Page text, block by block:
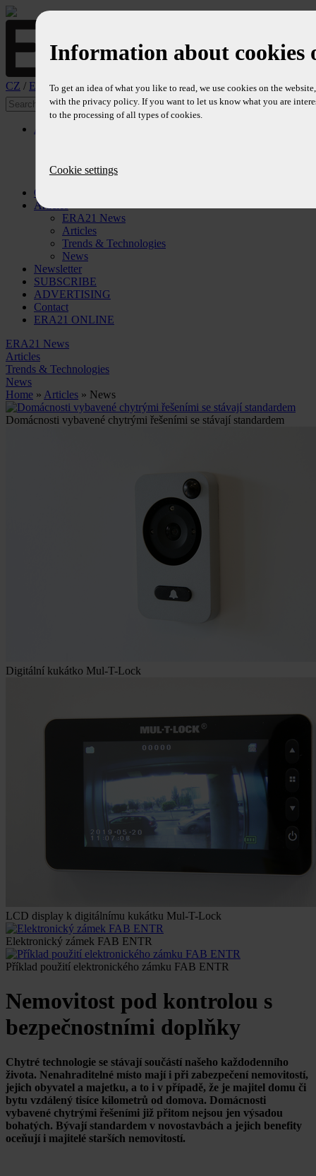
CZ / EN
Editorial Board
References
Contents
Articles
ERA21 News
Articles
Trends & Technologies
News
Newsletter
SUBSCRIBE
ADVERTISING
Contact
ERA21 ONLINE
ERA21 News
Articles
Trends & Technologies
News
Home » Articles » News
Domácnosti vybavené chytrými řešeními se stávají standardem
Digitální kukátko Mul-T-Lock
LCD display k digitálnímu kukátku Mul-T-Lock
Elektronický zámek FAB ENTR
Příklad použití elektronického zámku FAB ENTR
Nemovitost pod kontrolou s
bezpečnostními doplňky
Chytré technologie se stávají součástí našeho každodenního
života. Nenahraditelné místo mají i při zabezpečení nemovitostí,
jejich obyvatel a majetku, a to i v případě, že je majitel domu či
bytu vzdálený tisíce kilometrů od domova. Domácnosti
vybavené chytrými řešeními již přitom nejsou jen výsadou
bohatých. Bývají standardem v novostavbách a jejich benefity
oceňují i majitelé starších nemovitostí.
Information about cookies
To get an idea of what you like to read, we use cookies on the
with the privacy policy. If you want to let us know what you are
to the processing of all types of cookies.
Cookie settings